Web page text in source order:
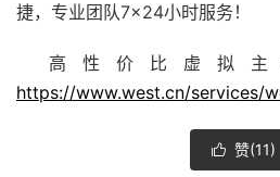
捷，专业团队7×24小时服务！
高性价比虚拟主
https://www.west.cn/services/
 赞(11)